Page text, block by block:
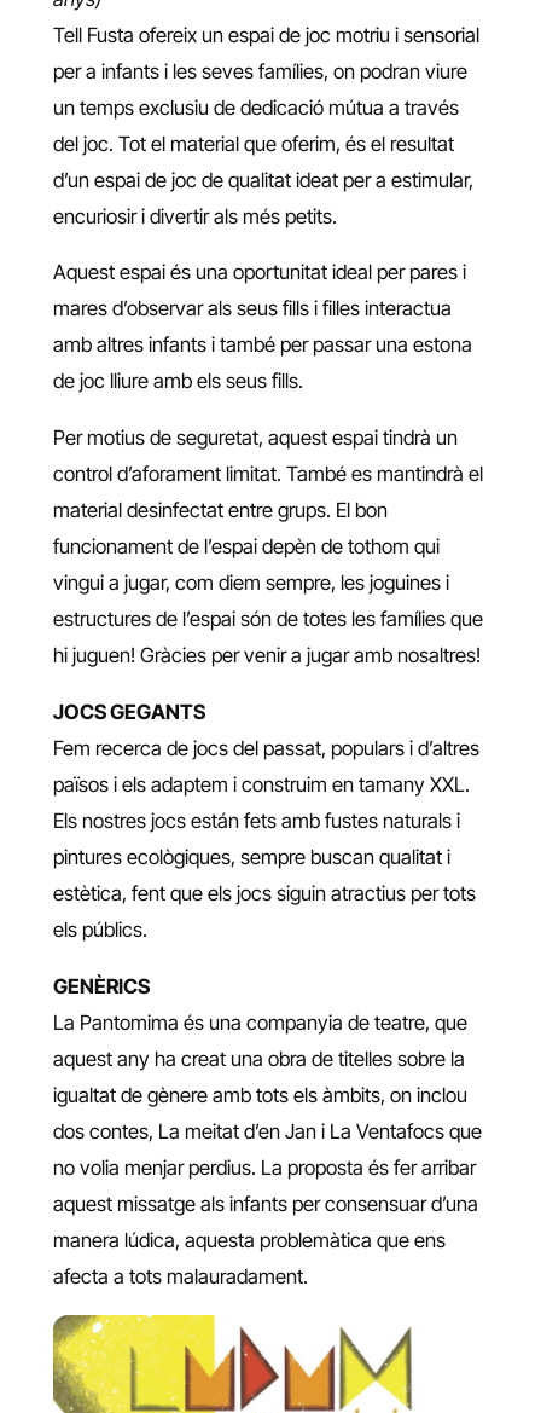
Tell Fusta ofereix un espai de joc motriu i sensorial
per a infants i les seves famílies, on podran viure
un temps exclusiu de dedicació mútua a través
del joc. Tot el material que oferim, és el resultat
d’un espai de joc de qualitat ideat per a estimular,
encuriosir i divertir als més petits.
Aquest espai és una oportunitat ideal per pares i
mares d’observar als seus fills i filles interactua
amb altres infants i també per passar una estona
de joc lliure amb els seus fills.
Per motius de seguretat, aquest espai tindrà un
control d’aforament limitat. També es mantindrà el
material desinfectat entre grups. El bon
funcionament de l’espai depèn de tothom qui
vingui a jugar, com diem sempre, les joguines i
estructures de l’espai són de totes les famílies que
hi juguen! Gràcies per venir a jugar amb nosaltres!
JOCS GEGANTS
Fem recerca de jocs del passat, populars i d’altres
països i els adaptem i construim en tamany XXL.
Els nostres jocs están fets amb fustes naturals i
pintures ecològiques, sempre buscan qualitat i
estètica, fent que els jocs siguin atractius per tots
els públics.
GENÈRICS
La Pantomima és una companyia de teatre, que
aquest any ha creat una obra de titelles sobre la
igualtat de gènere amb tots els àmbits, on inclou
dos contes, La meitat d’en Jan i La Ventafocs que
no volia menjar perdius. La proposta és fer arribar
aquest missatge als infants per consensuar d’una
manera lúdica, aquesta problemàtica que ens
afecta a tots malauradament.